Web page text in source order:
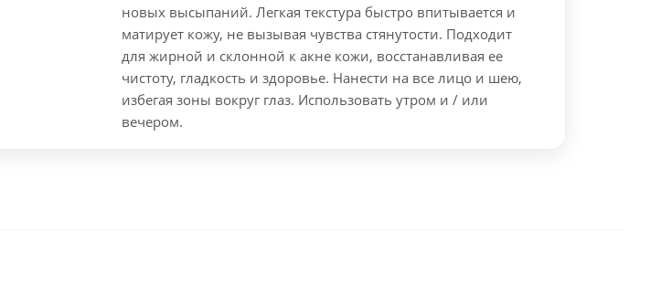
новых высыпаний. Легкая текстура быстро впитывается и
матирует кожу, не вызывая чувства стянутости. Подходит
для жирной и склонной к акне кожи, восстанавливая ее
чистоту, гладкость и здоровье. Нанести на все лицо и шею,
избегая зоны вокруг глаз. Использовать утром и / или
вечером.